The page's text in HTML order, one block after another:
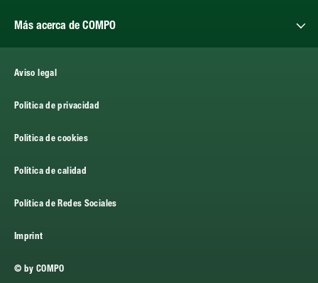
Más acerca de COMPO
Aviso legal
Politica de privacidad
Politica de cookies
Política de calidad
Política de Redes Sociales
Imprint
© by COMPO